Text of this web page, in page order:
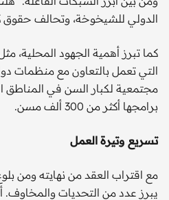
الدولي للشيخوخة، وتحالف حقوق
كما تبرز أهمية الجهود المحلية،
التي تعمل بالتعاون مع منظمات
مجتمعية لكبار السن في المناطق
برامجها أكثر من 300 ألف مسن.
تسريع وتيرة العمل
يبرز عدد من التحديات والمخاوف.